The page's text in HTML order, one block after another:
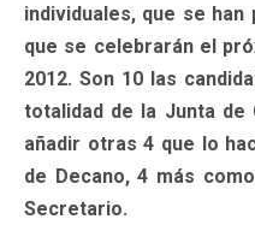
individuales, que se
que se celebrarán el
2012. Son 10 las
totalidad de la Junta de
añadir otras 4 que lo
de Decano, 4 más
Secretario.